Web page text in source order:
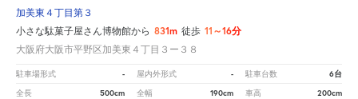
加美東４丁目第３
小さな駄菓子屋さん博物館から 831m 徒歩 11～16分
大阪府大阪市平野区加美東４丁目３ー３８
駐車場形式 - 屋内外形式 - 駐車台数 6台
全長 500cm 全幅 190cm 車高 200cm